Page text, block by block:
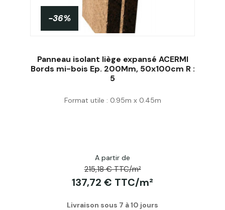
-36%
Panneau isolant liège expansé ACERMI
Bords mi-bois Ep. 200Mm, 50x100cm R :
5
Format utile : 0.95m x 0.45m
A partir de
215,18 € TTC/m²
137,72 € TTC/m²
Livraison sous 7 à 10 jours